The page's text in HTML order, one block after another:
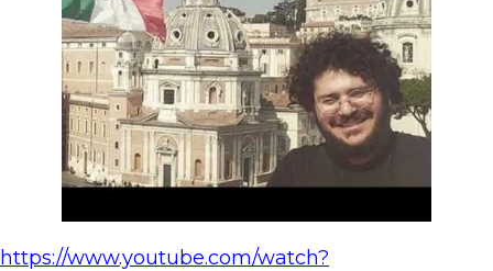
https://www.youtube.com/watch?